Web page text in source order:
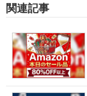
関連記事